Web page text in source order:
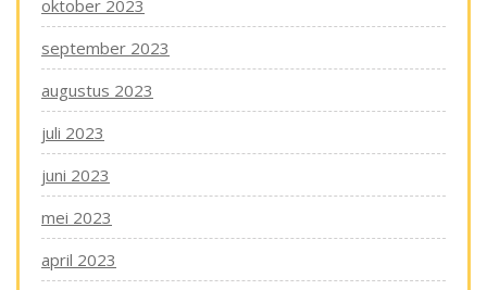
oktober 2023
september 2023
augustus 2023
juli 2023
juni 2023
mei 2023
april 2023